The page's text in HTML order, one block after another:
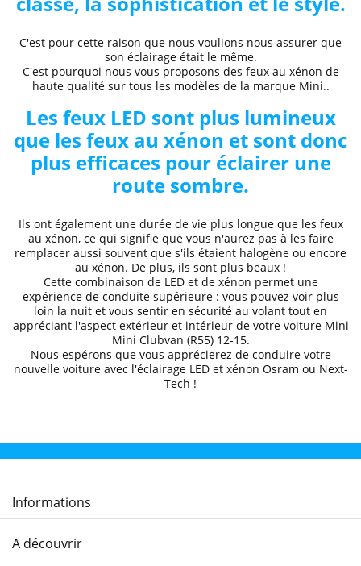
C'est pour cette raison que nous voulions nous assurer que
son éclairage était le même.
C'est pourquoi nous vous proposons des feux au xénon de
haute qualitésur tous les modèles de la marque Mini..
Les feux LED sont plus lumineux
que les feux au xénon et sont donc
plus efficaces pour éclairer une
route sombre.
Ils ont également une durée de vie plus longue que les feux
au xénon, ce qui signifie que vous n'aurez pas à les faire
remplacer aussi souvent que s'ils étaient halogène ou encore
au xénon. De plus, ils sont plus beaux !
Cette combinaison de LED et de xénon permet une
expérience de conduite supérieure: vous pouvez voir plus
loin la nuit et vous sentir en sécurité au volant tout en
appréciant l'aspect extérieur et intérieur de votre voiture Mini
Mini Clubvan (R55) 12-15.
Nous espérons que vous apprécierez de conduirevotre
nouvelle voiture avec l'éclairage LED et xénon Osram ou Next-
Tech !
Informations
A découvrir